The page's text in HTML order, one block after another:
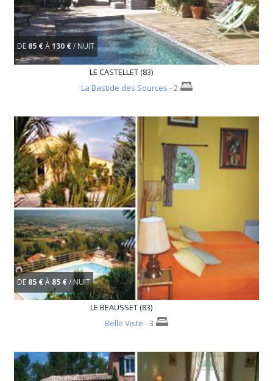
DE 85 €À130 €/ NUIT
LE CASTELLET (83)
La Bastide des Sources - 2
DE 85 €À 85 €/ NUIT
LE BEAUSSET (83)
Belle Viste - 3